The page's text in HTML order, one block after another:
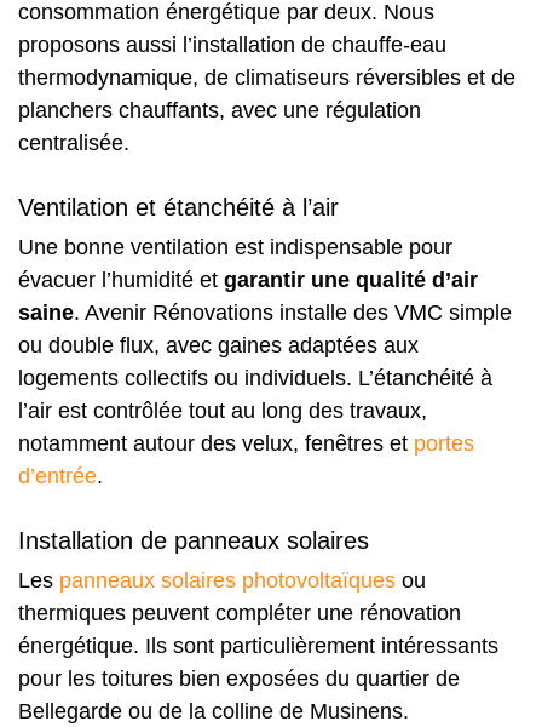
consommation énergétique par deux. Nous
proposons aussi l’installation de chauffe-eau
thermodynamique, de climatiseurs réversibles et de
planchers chauffants, avec une régulation
centralisée.
Ventilation et étanchéité à l’air
Une bonne ventilation est indispensable pour
évacuer l’humidité et garantir une qualité d’air
saine. Avenir Rénovations installe des VMC simple
ou double flux, avec gaines adaptées aux
logements collectifs ou individuels. L’étanchéité à
l’air est contrôlée tout au long des travaux,
notamment autour des velux, fenêtres et portes
d’entrée.
Installation de panneaux solaires
Les panneaux solaires photovoltaïques ou
thermiques peuvent compléter une rénovation
énergétique. Ils sont particulièrement intéressants
pour les toitures bien exposées du quartier de
Bellegarde ou de la colline de Musinens.